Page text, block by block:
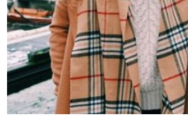
Ważne
Usługi
Dlaczego Kastu?